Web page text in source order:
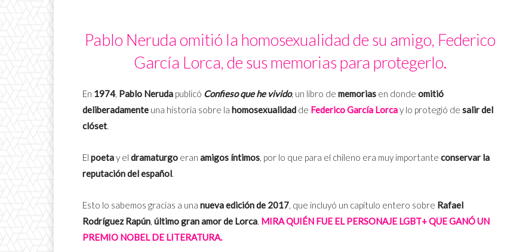
Pablo Neruda omitió la homosexualidad de su amigo, Federico
García Lorca, de sus memorias para protegerlo.
En 1974, Pablo Neruda publicó Confieso que he vivido, un libro de memorias en donde omitió
deliberadamente una historia sobre la homosexualidad de Federico García Lorcay lo protegió de salir del
clóset.
El poetay el dramaturgo eran amigos íntimos, por lo que para el chileno era muy importante conservar la
reputación del español.
Esto lo sabemos gracias a una nueva edición de 2017, que incluyó un capítulo entero sobre Rafael
Rodríguez Rapún, último gran amor de Lorca. MIRA QUIÉN FUE EL PERSONAJE LGBT+ QUE GANÓ UN
PREMIO NOBEL DE LITERATURA.